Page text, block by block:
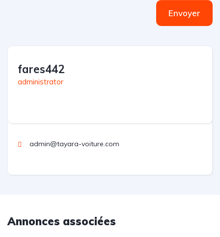
Envoyer
fares442
administrator
admin@tayara-voiture.com
Annonces associées